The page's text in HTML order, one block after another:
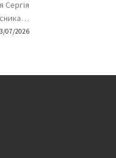
Сергія
07/2026